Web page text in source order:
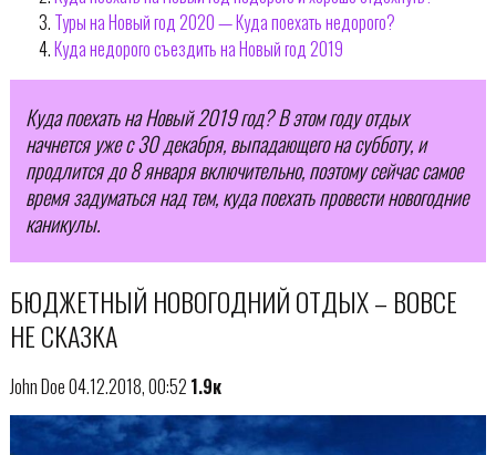
Туры на Новый год 2020 — Куда поехать недорого?
Куда недорого съездить на Новый год 2019
Куда поехать на Новый 2019 год? В этом году отдых
начнется уже с 30 декабря, выпадающего на субботу, и
продлится до 8 января включительно, поэтому сейчас самое
время задуматься над тем, куда поехать провести новогодние
каникулы.
БЮДЖЕТНЫЙ НОВОГОДНИЙ ОТДЫХ – ВОВСЕ
НЕ СКАЗКА
John Doe 04.12.2018, 00:52 1.9к